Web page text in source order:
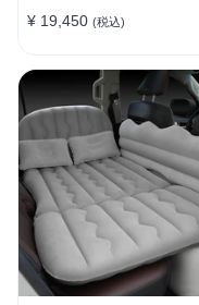
¥ 19,450 (税込)